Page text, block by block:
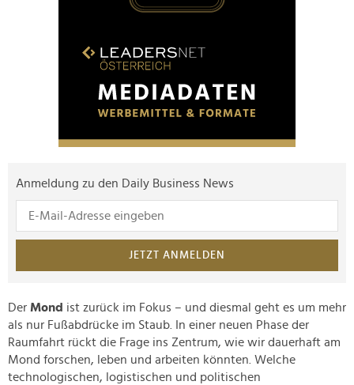
Anmeldung zu den Daily Business News
JETZT ANMELDEN
Der Mond ist zurück im Fokus – und diesmal geht es um mehr
als nur Fußabdrücke im Staub. In einer neuen Phase der
Raumfahrt rückt die Frage ins Zentrum, wie wir dauerhaft am
Mond forschen, leben und arbeiten könnten. Welche
technologischen, logistischen und politischen